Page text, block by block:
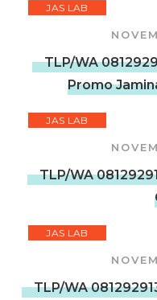
JAS LAB
TLP/WA
Promo
JAS LAB
TLP/WA
JAS LAB
TLP/WA